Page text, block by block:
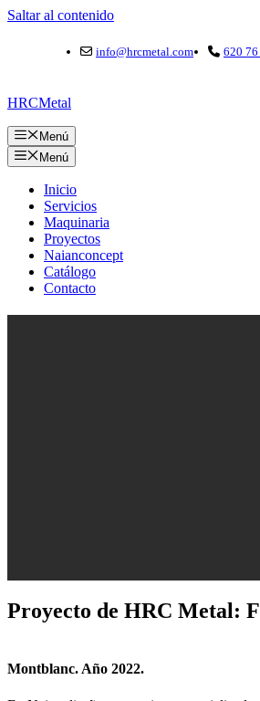
Saltar al contenido
info@hrcmetal.com 620
HRCMetal
Menú
Menú
Inicio
Servicios
Maquinaria
Proyectos
Naianconcept
Catálogo
Contacto
Proyecto de HRC Metal:
Montblanc. Año 2022.